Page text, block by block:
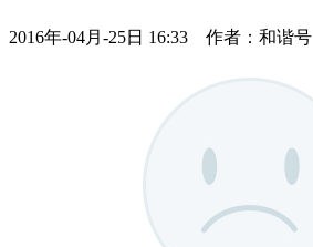
2016年-04月-25日 16:33 作者：和谐号